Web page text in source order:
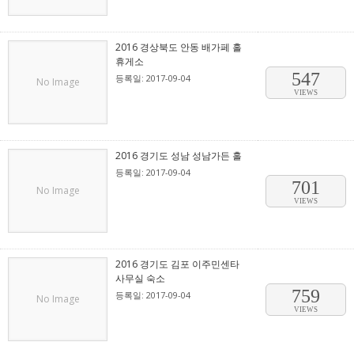
No Image
2016 경상북도 안동 배가페 홀
휴게소
등록일: 2017-09-04 547
VIEWS
No Image
2016 경기도 성남 성남가든 홀
등록일: 2017-09-04
701
VIEWS
No Image
2016 경기도 김포 이주민센타
사무실 숙소
등록일: 2017-09-04 759
VIEWS